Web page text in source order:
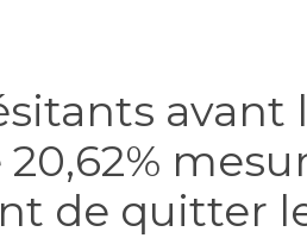
avant
de quitter